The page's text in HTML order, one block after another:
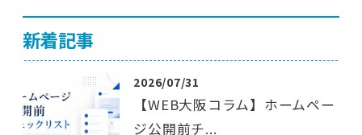
新着記事
2026/07/31
【WEB大阪コラム】ホームペー
ジ公開前チ...